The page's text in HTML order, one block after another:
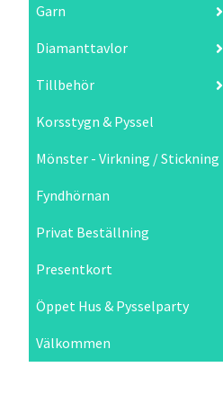
Garn
Diamanttavlor
Tillbehör
Korsstygn & Pyssel
Mönster - Virkning / Stickning
Fyndhörnan
Privat Beställning
Presentkort
Öppet Hus & Pysselparty
Välkommen